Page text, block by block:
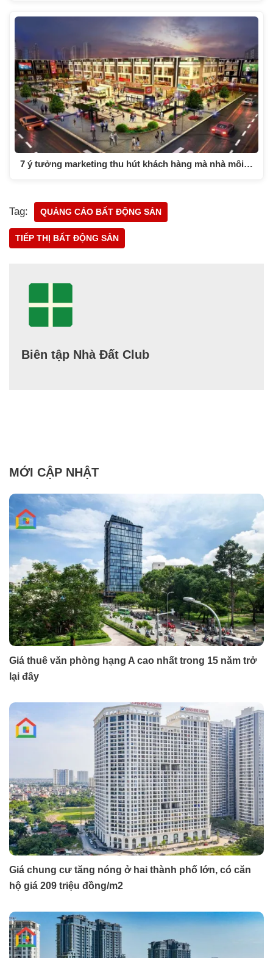
7 ý tưởng marketing thu hút khách hàng mà nhà môi…
Tag: QUẢNG CÁO BẤT ĐỘNG SẢN
TIẾP THỊ BẤT ĐỘNG SẢN
Biên tập Nhà Đất Club
MỚI CẬP NHẬT
Giá thuê văn phòng hạng A cao nhất trong 15 năm trở
lại đây
Giá chung cư tăng nóng ở hai thành phố lớn, có căn
hộ giá 209 triệu đồng/m2